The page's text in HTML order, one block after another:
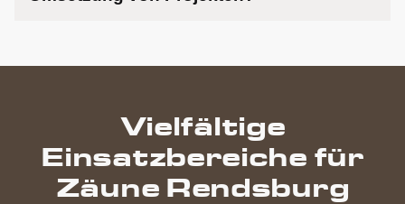
Vielfältige
Einsatzbereiche für
Zäune Rendsburg